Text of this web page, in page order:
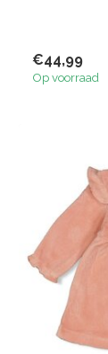
€44,99
Op voorraad